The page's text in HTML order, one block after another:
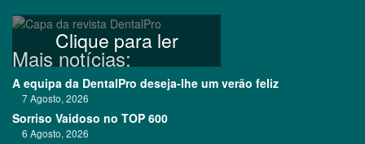
Clique para ler
Mais notícias:
A equipa da DentalPro deseja-lhe um verão feliz
7 Agosto, 2026
Sorriso Vaidoso no TOP 600
6 Agosto, 2026